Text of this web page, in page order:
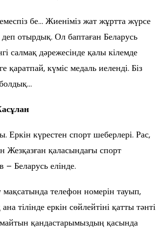
бе… Жиеніміз жат жұртта жүрсе
отырдық. Ол баптаған Беларусь
салмақ дәрежесінде қалы кілемде
күміс медаль иеленді. Біз
күрестен спорт шеберлері. Рас,
Жезқазған қаласындағы спорт
Беларусь елінде.
телефон номерін тауып,
тілінде еркін сөйлейтіні қатты тәнті
қандастарымыздың қасында